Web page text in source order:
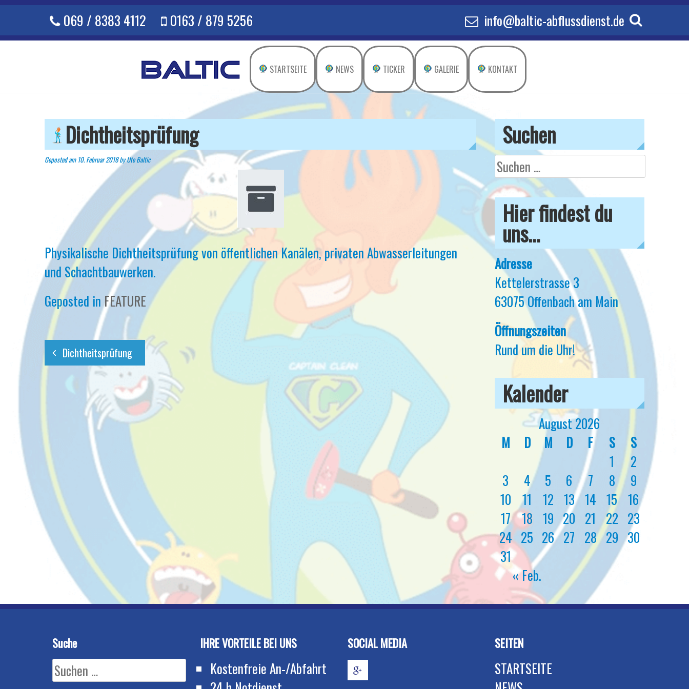
Skip
069 / 8383 4112 0163 / 879 5256 info@baltic-abflussdienst.de
STARTSEITE NEWS TICKER GALERIE KONTAKT
Dichtheitsprüfung
Geposted am 10. Februar 2018byUte Baltic
Physikalische Dichtheitsprüfung von öffentlichen Kanälen, privaten Abwasserleitungen
und Schachtbauwerken.
Geposted inFEATURE
Beitragsnavigation
Dichtheitsprüfung
Suchen
Suchen
nach:
Hier findest du
uns…
Adresse
Kettelerstrasse 3
63075 Offenbach am Main
Öffnungszeiten
Rund um die Uhr!
Kalender
August 2026
M
D M D F S S
« Feb.
1
2
3
4 5 6 7 8
9
10
11 12 13 14 15 16
17 18 19 20 21 22 23
24 25 26 27 28 29 30
31
Suche
Suchen
IHRE VORTEILE BEI UNS
Kostenfreie An-/Abfahrt
SOCIAL MEDIA SEITEN
STARTSEITE